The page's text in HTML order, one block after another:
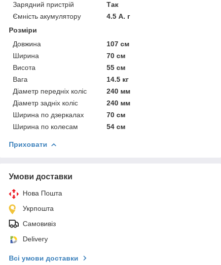
Зарядний пристрій
Так
Ємність акумулятору
4.5 А. г
Розміри
Довжина
107 см
Ширина
70 см
Висота
55 см
Вага
14.5 кг
Діаметр передніх коліс
240 мм
Діаметр задніх коліс
240 мм
Ширина по дзеркалах
70 см
Ширина по колесам
54 см
Приховати
Умови доставки
Нова Пошта
Укрпошта
Самовивіз
Delivery
Всі умови доставки